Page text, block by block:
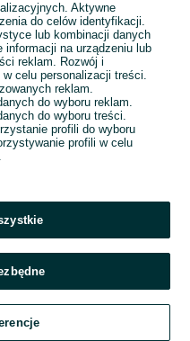
główną
Aktywne
do celów identyfikacji.
lub kombinacji danych
informacji na urządzeniu lub
reklam. Rozwój i
w celu personalizacji treści.
reklam.
do wyboru reklam.
do wyboru treści.
profili do wyboru
profili w celu